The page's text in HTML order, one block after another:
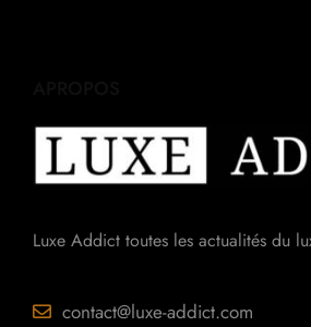
Luxe Addict toutes les actualités du
contact@luxe-addict.com